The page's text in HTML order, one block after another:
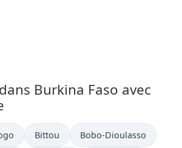
Burkina Faso avec
actuelle àHeure actuelle à
Bittou Heure actuelle à
Bobo-Dioulasso